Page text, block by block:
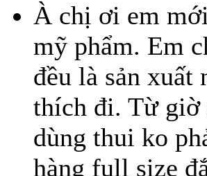
À chị ơi em
mỹ phẩm. Em
đều là sản
thích đi. Từ giờ
dùng thui ko
hàng full size